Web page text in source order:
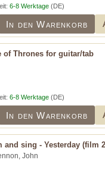
6-8 Werktage (DE)
In den Warenkorb
of Thrones for guitar/tab
6-8 Werktage (DE)
In den Warenkorb
and sing - Yesterday (film
John